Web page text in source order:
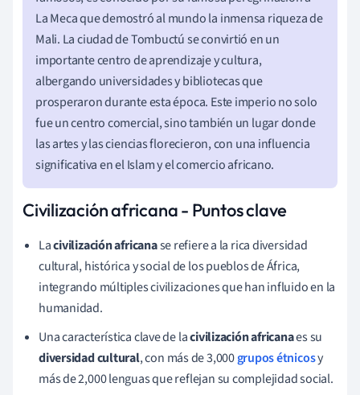
La Meca que demostró al mundo la inmensa riqueza de
Mali. La ciudad de Tombuctú se convirtió en un
importante centro de aprendizaje y cultura,
albergando universidades y bibliotecas que
prosperaron durante esta época. Este imperio no solo
fue un centro comercial, sino también un lugar donde
las artes y las ciencias florecieron, con una influencia
significativa en el Islam y el comercio africano.
Civilización africana - Puntos clave
Lacivilización africanase refiere a la rica diversidad
cultural, histórica y social de los pueblos de África,
integrando múltiples civilizaciones que han influido en la
humanidad.
Una característica clave de lacivilización africanaes su
diversidad cultural, con más de 3,000grupos étnicosy
más de 2,000 lenguas que reflejan su complejidad social.